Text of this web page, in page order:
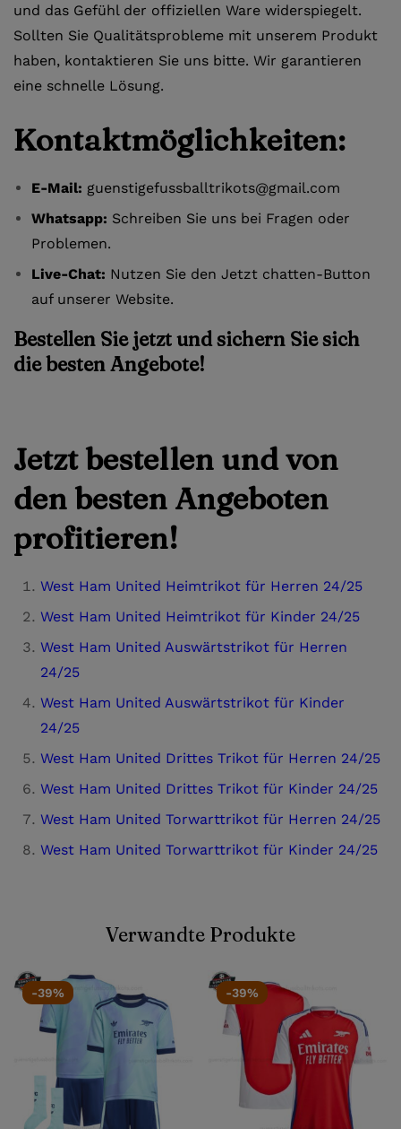
und das Gefühl der offiziellen Ware widerspiegelt.
Sollten Sie Qualitätsprobleme mit unserem Produkt
haben, kontaktieren Sie uns bitte. Wir garantieren
eine schnelle Lösung.
Kontaktmöglichkeiten:
E-Mail: guenstigefussballtrikots@gmail.com
Whatsapp: Schreiben Sie uns bei Fragen oder
Problemen.
Live-Chat: Nutzen Sie den Jetzt chatten-Button
auf unserer Website.
Bestellen Sie jetzt und sichern Sie sich
die besten Angebote!
Jetzt bestellen und von
den besten Angeboten
profitieren!
West Ham United Heimtrikot für Herren 24/25
West Ham United Heimtrikot für Kinder 24/25
West Ham United Auswärtstrikot für Herren
24/25
West Ham United Auswärtstrikot für Kinder
24/25
West Ham United Drittes Trikot für Herren 24/25
West Ham United Drittes Trikot für Kinder 24/25
West Ham United Torwarttrikot für Herren 24/25
West Ham United Torwarttrikot für Kinder 24/25
Verwandte Produkte
-39% -39%